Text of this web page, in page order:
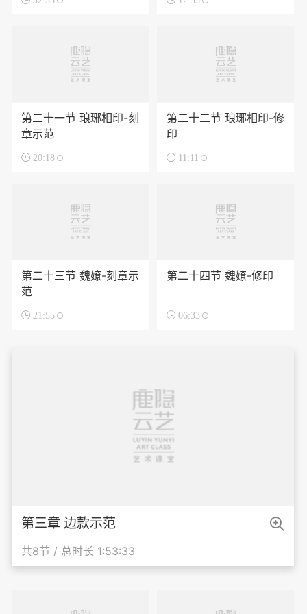
第二十一节 琅琊相印-刻
章示范
 20:18
第二十二节 琅琊相印-修
印
 11:11
第二十三节 魏嫽-刻章示
范
 21:55
第二十四节 魏嫽-修印
 06:33
第三章 边款示范
共8节 / 总时长 1:53:33
